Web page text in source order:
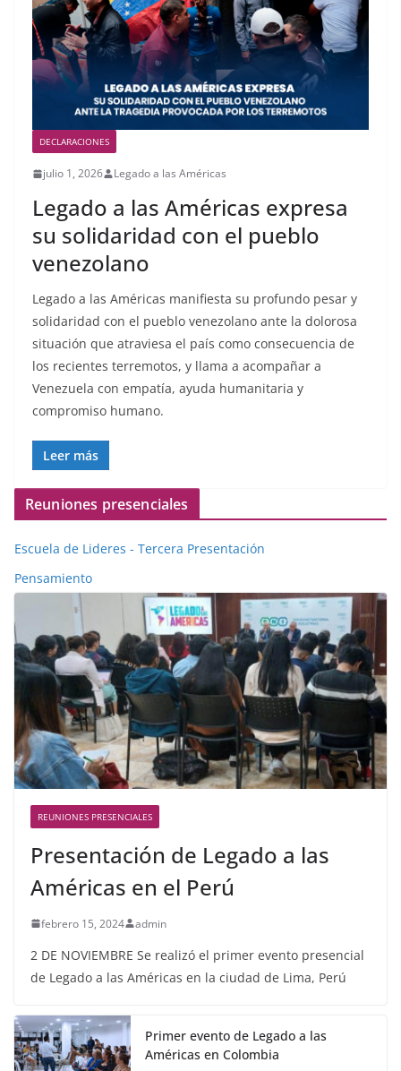
DECLARACIONES
julio 1, 2026 Legado a las Américas
Legado a las Américas expresa
su solidaridad con el pueblo
venezolano
Legado a las Américas manifiesta su profundo pesar y
solidaridad con el pueblo venezolano ante la dolorosa
situación que atraviesa el país como consecuencia de
los recientes terremotos, y llama a acompañar a
Venezuela con empatía, ayuda humanitaria y
compromiso humano.
Leer más
Reuniones presenciales
Escuela de Lideres - Tercera Presentación
Pensamiento
REUNIONES PRESENCIALES
Presentación de Legado a las
Américas en el Perú
febrero 15, 2024 admin
2 DE NOVIEMBRE Se realizó el primer evento presencial
de Legado a las Américas en la ciudad de Lima, Perú
Primer evento de Legado a las
Américas en Colombia